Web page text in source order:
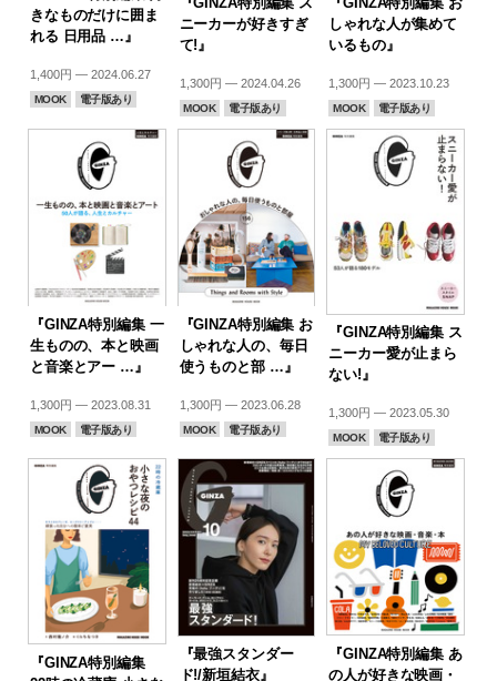
きなものだけに囲ま
れる 日用品 …』
1,400円 — 2024.06.27
MOOK 電子版あり
ニーカーが好きすぎ
て!』
1,300円 — 2024.04.26
MOOK 電子版あり
しゃれな人が集めて
いるもの』
1,300円 — 2023.10.23
MOOK 電子版あり
『GINZA特別編集 一
生ものの、本と映画
と音楽とアー …』
1,300円 — 2023.08.31
MOOK 電子版あり
『GINZA特別編集 お
しゃれな人の、毎日
使うものと部 …』
1,300円 — 2023.06.28
MOOK 電子版あり
『GINZA特別編集 ス
ニーカー愛が止まら
ない!』
1,300円 — 2023.05.30
MOOK 電子版あり
『GINZA特別編集
『最強スタンダー
ド!/新垣結衣』
『GINZA特別編集 あ
の人が好きな映画・